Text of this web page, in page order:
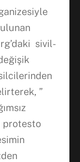
sivil-
”
protesto